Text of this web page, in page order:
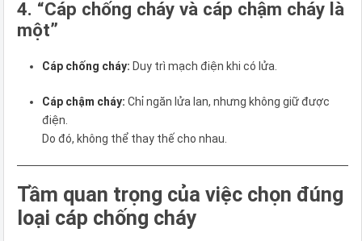
4. “Cáp chống cháy và cáp chậm cháy là
một”
Cáp chống cháy: Duy trì mạch điện khi có lửa.
Cáp chậm cháy: Chỉ ngăn lửa lan, nhưng không giữ được
điện.
Do đó, không thể thay thế cho nhau.
Tầm quan trọng của việc chọn đúng
loại cáp chống cháy